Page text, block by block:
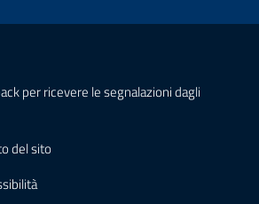
per ricevere le segnalazioni dagli
del sito